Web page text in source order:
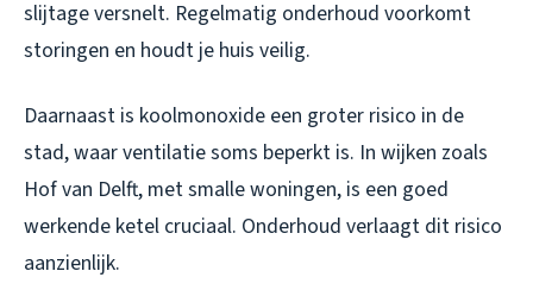
slijtage versnelt. Regelmatig onderhoud voorkomt
storingen en houdt je huis veilig.
Daarnaast is koolmonoxide een groter risico in de
stad, waar ventilatie soms beperkt is. In wijken zoals
Hof van Delft, met smalle woningen, is een goed
werkende ketel cruciaal. Onderhoud verlaagt dit risico
aanzienlijk.